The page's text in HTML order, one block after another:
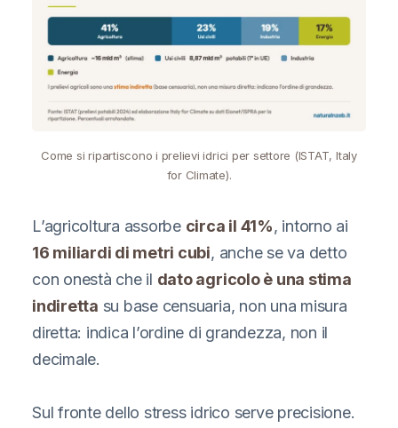
Come si ripartiscono i prelievi idrici per settore (ISTAT, Italy
for Climate).
L’agricoltura assorbe circa il 41%, intorno ai
16 miliardi di metri cubi, anche se va detto
con onestà che il dato agricolo è una stima
indiretta su base censuaria, non una misura
diretta: indica l’ordine di grandezza, non il
decimale.
Sul fronte dello stress idrico serve precisione.